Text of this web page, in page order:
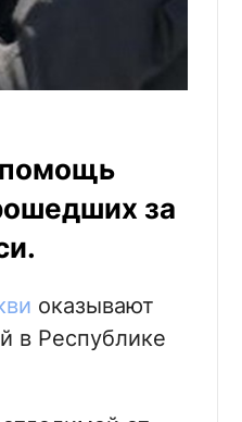
помощь
за
оказывают
в Республике